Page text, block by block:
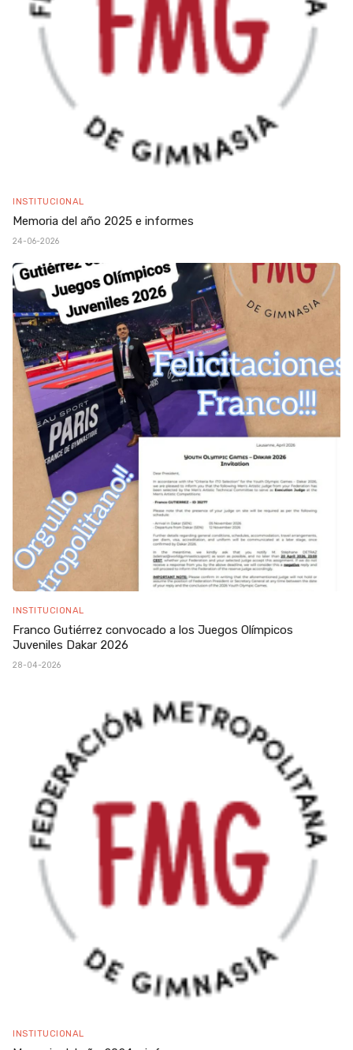
INSTITUCIONAL
Memoria del año 2025 e informes
24-06-2026
INSTITUCIONAL
Franco Gutiérrez convocado a los Juegos Olímpicos
Juveniles Dakar 2026
28-04-2026
INSTITUCIONAL